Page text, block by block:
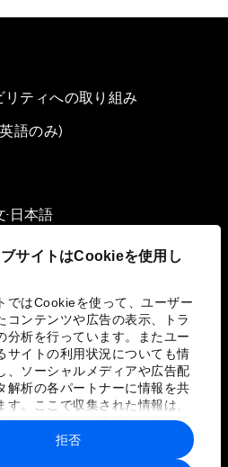
サイトはCookieを使用し
ではCookieを使って、ユーザー
コンテンツや広告の表示、トラ
分析を行っています。またユー
サイトの利用状況についても情
、ソーシャルメディアや広告配
解析の各パートナーに情報を共
す。ここで収集された情報は、
各パートナーに提供した他の情
トナーのサービスを使用した際
た情報と組み合わされ、各パー
拒否
リティへの取り組み
語のみ)
▪ 日本語